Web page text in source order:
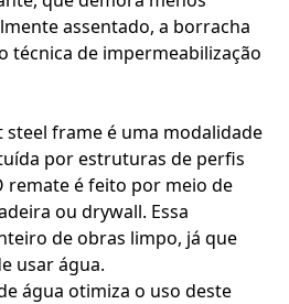
assentado, a borracha
técnica de impermeabilização
frame é uma modalidade
por estruturas de perfis
remate é feito por meio de
ou drywall. Essa
de obras limpo, já que
usar água.
água otimiza o uso deste